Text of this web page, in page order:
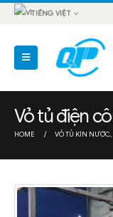
TIẾNG VIỆT
Vỏ tủ điện
HOME VỎ TỦ KÍN NƯỚC,